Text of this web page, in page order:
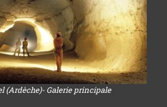
(Ardèche)- Galerie principale